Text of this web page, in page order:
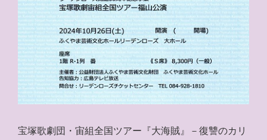
宝塚歌劇団・宙組全国ツアー『大海賊』－復讐のカリ